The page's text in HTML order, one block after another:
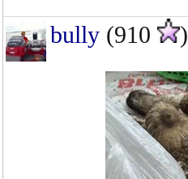
bully (910 )